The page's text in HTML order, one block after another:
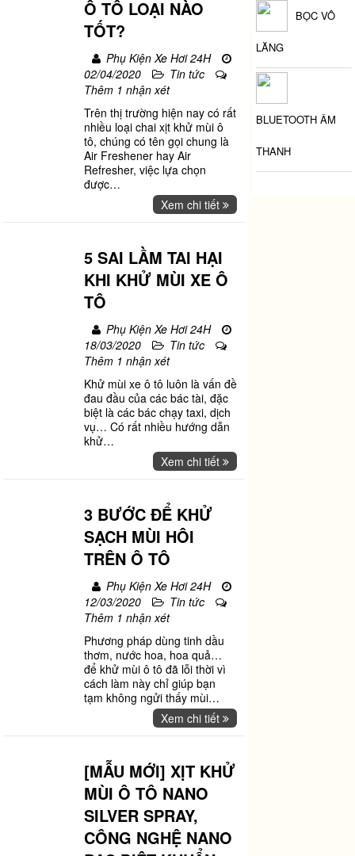
Ô TÔ LOẠI NÀO
TỐT?
Phụ Kiện Xe Hơi 24H
02/04/2020
Tin tức
Thêm 1 nhận xét
Trên thị trường hiện nay có rất
nhiều loại chai xịt khử mùi ô
tô, chúng có tên gọi chung là
Air Freshener hay Air
Refresher, việc lựa chọn
được…
Xem chi tiết
5 SAI LẦM TAI HẠI
KHI KHỬ MÙI XE Ô
TÔ
Phụ Kiện Xe Hơi 24H
18/03/2020
Tin tức
Thêm 1 nhận xét
Khử mùi xe ô tô luôn là vấn đề
đau đầu của các bác tài, đặc
biệt là các bác chạy taxi, dịch
vụ… Có rất nhiều hướng dẫn
khử…
Xem chi tiết
3 BƯỚC ĐỂ KHỬ
SẠCH MÙI HÔI
TRÊN Ô TÔ
Phụ Kiện Xe Hơi 24H
12/03/2020
Tin tức
Thêm 1 nhận xét
Phương pháp dùng tinh dầu
thơm, nước hoa, hoa quả…
để khử mùi ô tô đã lỗi thời vì
cách làm này chỉ giúp bạn
tạm không ngửi thấy mùi…
Xem chi tiết
[MẪU MỚI] XỊT KHỬ
MÙI Ô TÔ NANO
SILVER SPRAY,
CÔNG NGHỆ NANO
BỌC VÔ
LĂNG
BLUETOOTH ÂM
THANH